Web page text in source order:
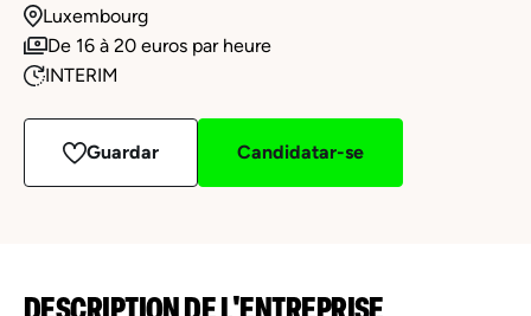
Luxembourg
De 16 à 20 euros par heure
INTERIM
Guardar Candidatar-se